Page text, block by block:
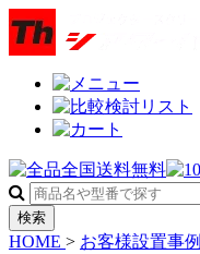
検索
HOME > お客様設置事例